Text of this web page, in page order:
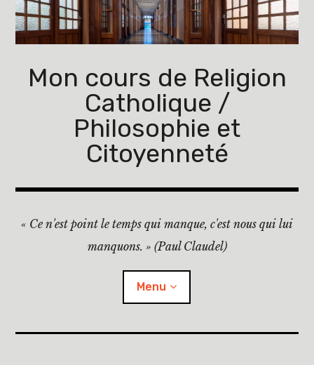
Accéder
contenu
Mon cours de Religion
Catholique /
Philosophie et
Citoyenneté
« Ce n'est point le temps qui manque, c'est nous qui lui
manquons. » (Paul Claudel)
Menu